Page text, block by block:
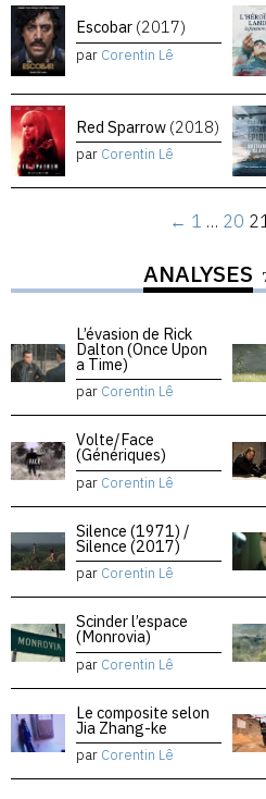
Escobar (2017)
par Corentin Lê
Red Sparrow (2018)
par Corentin Lê
← 1 … 20 21
ANALYSES
L’évasion de Rick
Dalton (Once Upon
a Time)
par Corentin Lê
Volte/Face
(Génériques)
par Corentin Lê
Silence (1971) /
Silence (2017)
par Corentin Lê
Scinder l’espace
(Monrovia)
par Corentin Lê
Le composite selon
Jia Zhang-ke
par Corentin Lê